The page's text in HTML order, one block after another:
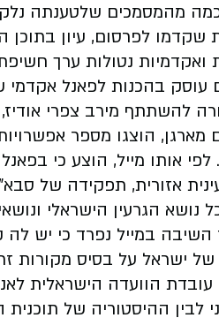
מהמסמכים שלטענתה
שקדמו לפרסום, עיון
ואקדמיות נטולות ערך
בהכנות לפאנל אקדמי
אמורה להשתתף מירב צפרי
מארגן, הוצגו מספר
לפי אותו מייל, הוצע כי
אזורית, תפקידה של
נושא הגרעין הישראלי
השיבה במייל נפרד כי יש
ישראל על בסיס מקורות
הוועדה הישראלית
לבין ההיסטוריה של תוכנית